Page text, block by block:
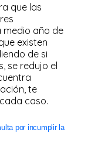
que las
medio año de
existen
de si
se redujo el
te
caso.
por incumplir la